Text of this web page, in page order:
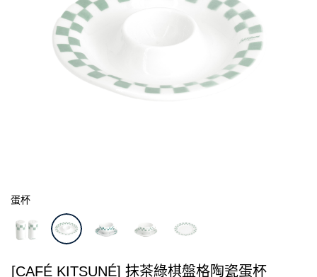
蛋杯
[CAFÉ KITSUNÉ] 抹茶綠棋盤格陶瓷蛋杯